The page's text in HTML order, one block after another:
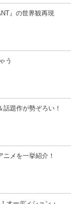
』の世界観再現
う
題作が勢ぞろい！
ニメを一挙紹介！